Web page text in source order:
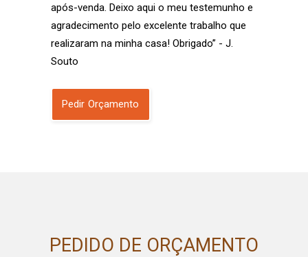
após-venda. Deixo aqui o meu testemunho e
agradecimento pelo excelente trabalho que
realizaram na minha casa! Obrigado” - J.
Souto
Pedir Orçamento
PEDIDO DE ORÇAMENTO